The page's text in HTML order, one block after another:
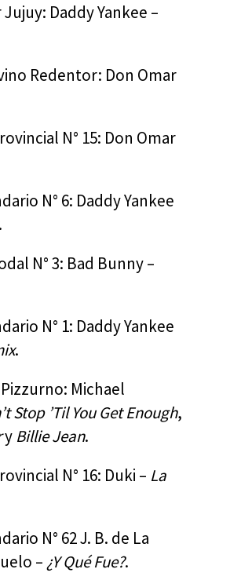
Daddy Yankee –
Redentor: Don Omar
N° 15: Don Omar
N° 6: Daddy Yankee
N° 3: Bad Bunny –
N° 1: Daddy Yankee
.
Michael
Stop ’Til You Get Enough,
y Billie Jean.
N° 16: Duki – La
N° 62 J. B. de La
– ¿Y Qué Fue?.